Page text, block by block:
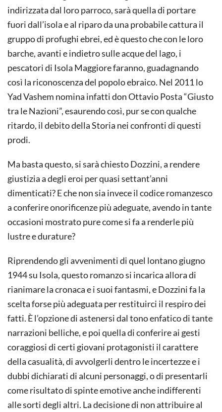
indirizzata dal loro parroco, sarà quella di portare
fuori dall’isola e al riparo da una probabile cattura il
gruppo di profughi ebrei, ed è questo che con le loro
barche, avanti e indietro sulle acque del lago, i
pescatori di Isola Maggiore faranno, guadagnando
così la riconoscenza del popolo ebraico. Nel 2011 lo
Yad Vashem nomina infatti don Ottavio Posta “Giusto
tra le Nazioni”, esaurendo così, pur se con qualche
ritardo, il debito della Storia nei confronti di questi
prodi.
Ma basta questo, si sarà chiesto Dozzini, a rendere
giustizia a degli eroi per quasi settant’anni
dimenticati? E che non sia invece il codice romanzesco
a conferire onorificenze più adeguate, avendo in tante
occasioni mostrato pure come si fa a renderle più
lustre e durature?
Riprendendo gli avvenimenti di quel lontano giugno
1944 su Isola, questo romanzo si incarica allora di
rianimare la cronaca e i suoi fantasmi, e Dozzini fa la
scelta forse più adeguata per restituirci il respiro dei
fatti. È l’opzione di astenersi dal tono enfatico di tante
narrazioni belliche, e poi quella di conferire ai gesti
coraggiosi di certi giovani protagonisti il carattere
della casualità, di avvolgerli dentro le incertezze e i
dubbi dichiarati di alcuni personaggi, o di presentarli
come risultato di spinte emotive anche indifferenti
alle sorti degli altri. La decisione di non attribuire al